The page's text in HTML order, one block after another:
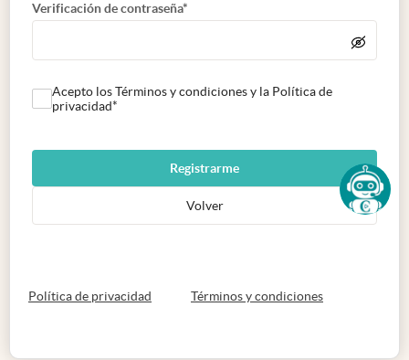
Verificación de contraseña*
Acepto los Términos y condiciones y la Política de
privacidad*
Registrarme
Volver
Política de privacidad abre en nueva pestaña
Términos y condicionesabre en nueva